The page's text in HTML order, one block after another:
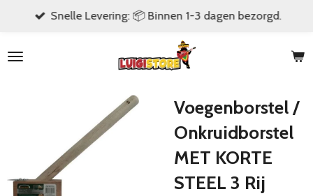
naar
Snelle Levering: 📦 Binnen 1-3 dagen bezorgd.
Voegenborstel /
Onkruidborstel
MET KORTE
STEEL 3 Rij